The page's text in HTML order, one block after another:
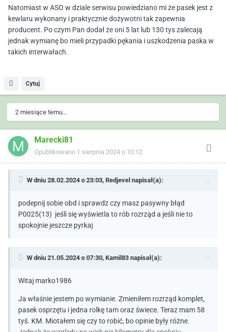
Natomiast w ASO w dziale serwisu powiedziano mi że pasek jest z
kewlaru wykonany i praktycznie dożywotni tak zapewnia
producent. Po czym Pan dodał że oni 5 lat lub 130 tys zalecają
jednak wymianę bo mieli przypadki pękania i uszkodzenia paska w
takich interwałach.
Cytuj
2 miesiące temu...
Marecki81
Opublikowano 1 sierpnia 2024 o 10:12
W dniu 28.02.2024 o 23:03, Redjevel napisał(a):
podepnij sobie obd i sprawdz czy masz pasywny błąd
P0025(13) jeśli się wyświetla to rób rozrząd a jeśli nie to
spokojnie jeszcze pyrkaj
W dniu 21.05.2024 o 07:30, Kamil83 napisał(a):
Witaj marko1986
Ja właśnie jestem po wymianie. Zmieniłem rozrząd komplet,
pasek osprzętu i jedna rolkę tam oraz świece. Teraz mam 58
tyś. KM. Miotałem się czy to robić, bo opinie były różne.